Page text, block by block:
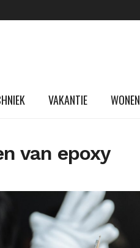
VAKANTIE WONEN
van epoxy